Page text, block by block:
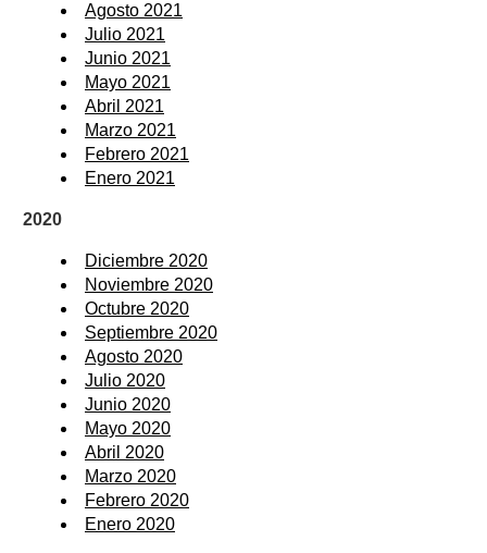
Agosto 2021
Julio 2021
Junio 2021
Mayo 2021
Abril 2021
Marzo 2021
Febrero 2021
Enero 2021
2020
Diciembre 2020
Noviembre 2020
Octubre 2020
Septiembre 2020
Agosto 2020
Julio 2020
Junio 2020
Mayo 2020
Abril 2020
Marzo 2020
Febrero 2020
Enero 2020